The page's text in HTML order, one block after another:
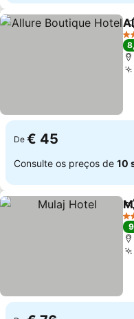
3
De € 45
Consulte os preços de 10
4